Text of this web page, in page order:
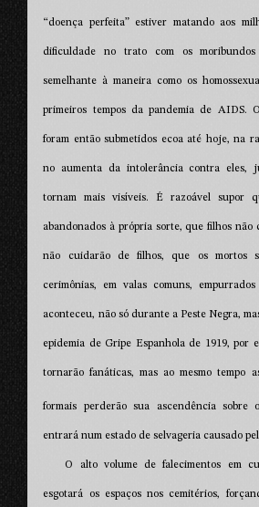
“doença perfeita” estiver matando aos
dificuldade no trato com os
semelhante à maneira como os
primeiros tempos da pandemia de AIDS.
foram então submetidos ecoa até hoje, na
no aumenta da intolerância contra eles,
tornam mais visíveis. É razoável supor
abandonados à própria sorte, que filhos não
não cuidarão de filhos, que os mortos
cerimônias, em valas comuns,
aconteceu, não só durante a Peste Negra,
epidemia de Gripe Espanhola de 1919, por
tornarão fanáticas, mas ao mesmo tempo
formais perderão sua ascendência sobre
entrará num estado de selvageria causado
O alto volume de falecimentos em
esgotará os espaços nos cemitérios,